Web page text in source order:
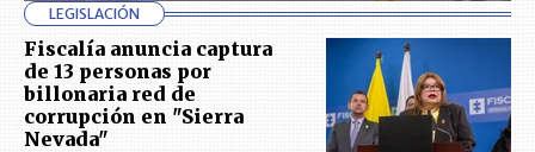
LEGISLACIÓN
Fiscalía anuncia captura
de 13 personas por
billonaria red de
corrupción en "Sierra
Nevada"